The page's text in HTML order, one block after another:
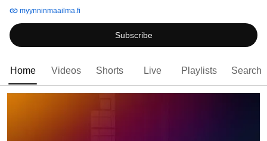
myynninmaailma.fi
Subscribe
Home Videos Shorts Live Playlists Search